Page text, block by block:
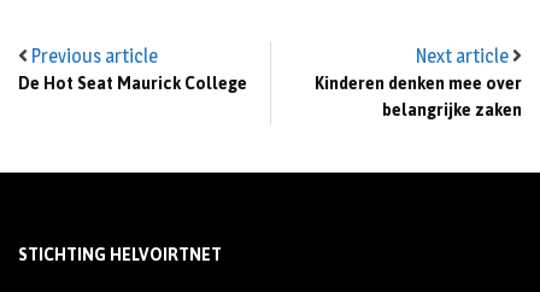
Previous article
De Hot Seat Maurick College
Next article
Kinderen denken mee over
belangrijke zaken
STICHTING HELVOIRTNET